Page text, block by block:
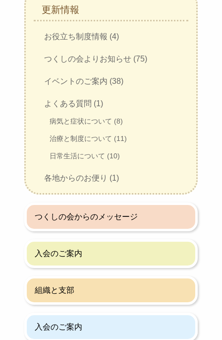
更新情報
お役立ち制度情報 (4)
つくしの会よりお知らせ (75)
イベントのご案内 (38)
よくある質問 (1)
病気と症状について (8)
治療と制度について (11)
日常生活について (10)
各地からのお便り (1)
つくしの会からのメッセージ
入会のご案内
組織と支部
入会のご案内